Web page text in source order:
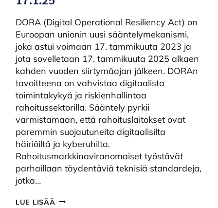
DORA (Digital Operational Resiliency Act) on
Euroopan unionin uusi sääntelymekanismi,
joka astui voimaan 17. tammikuuta 2023 ja
jota sovelletaan 17. tammikuuta 2025 alkaen
kahden vuoden siirtymäajan jälkeen. DORAn
tavoitteena on vahvistaa digitaalista
toimintakykyä ja riskienhallintaa
rahoitussektorilla. Sääntely pyrkii
varmistamaan, että rahoituslaitokset ovat
paremmin suojautuneita digitaalisilta
häiriöiltä ja kyberuhilta.
Rahoitusmarkkinaviranomaiset työstävät
parhaillaan täydentäviä teknisiä standardeja,
jotka…
LUE LISÄÄ DORA:N